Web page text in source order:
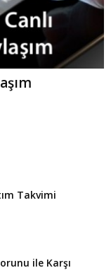
Takvimi
ile Karşı